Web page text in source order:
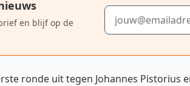
en blijf op de
E-mailadres
ronde uit tegen Johannes Pistorius